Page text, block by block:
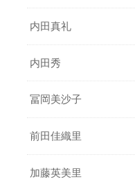
内田真礼
内田秀
冨岡美沙子
前田佳織里
加藤英美里